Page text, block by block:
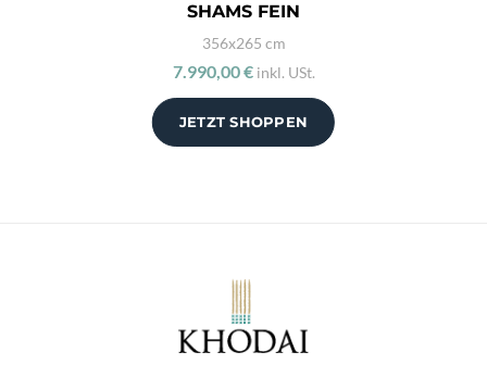
JETZT SHOPPEN
SHAMS FEIN
356x265 cm
7.990,00 € inkl. USt.